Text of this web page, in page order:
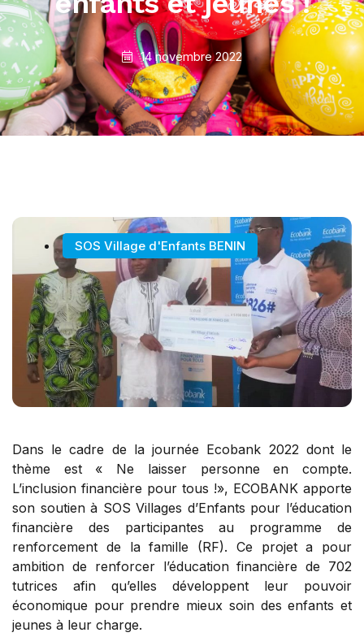
14 novembre 2022
SOS Village d'Enfants BENIN
Dans le cadre de la journée Ecobank 2022 dont le
thème est « Ne laisser personne en compte.
L’inclusion financière pour tous !», ECOBANK apporte
son soutien à SOS Villages d’Enfants pour l’éducation
financière des participantes au programme de
renforcement de la famille (RF). Ce projet a pour
ambition de renforcer l’éducation financière de 702
tutrices afin qu’elles développent leur pouvoir
économique pour prendre mieux soin des enfants et
jeunes à leur charge.